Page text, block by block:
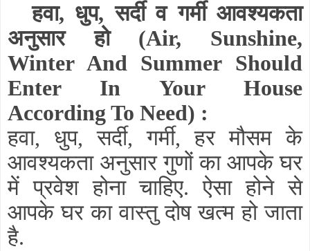
हवा, धुप, सर्दी व गर्मी आवश्यकता
अनुसार हो(Air, Sunshine,
Winter And Summer Should
Enter In Your House
According To Need) :
हवा, धुप, सर्दी, गर्मी, हर मौसम के
आवश्यकता अनुसार गुणों का आपके घर
में प्रवेश होना चाहिए. ऐसा होने से
आपके घर का वास्तु दोष खत्म हो जाता
है.